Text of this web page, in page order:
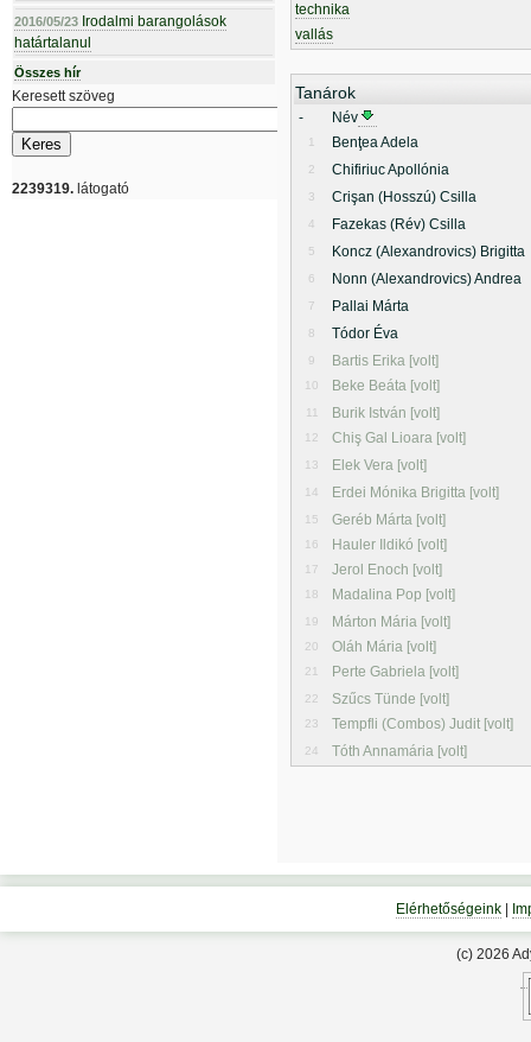
2016/05/23 Irodalmi barangolások
határtalanul
Összes hír
Keresett szöveg
2239319. látogató
technika
vallás
Tanárok
- Név
1 Benţea Adela
2 Chifiriuc Apollónia
3 Crişan (Hosszú) Csilla
4 Fazekas (Rév) Csilla
5 Koncz (Alexandrovics) Brigitta
6 Nonn (Alexandrovics) Andrea
7 Pallai Márta
8 Tódor Éva
9 Bartis Erika [volt]
10 Beke Beáta [volt]
11 Burik István [volt]
12 Chiş Gal Lioara [volt]
13 Elek Vera [volt]
14 Erdei Mónika Brigitta [volt]
15 Geréb Márta [volt]
16 Hauler Ildikó [volt]
17 Jerol Enoch [volt]
18 Madalina Pop [volt]
19 Márton Mária [volt]
20 Oláh Mária [volt]
21 Perte Gabriela [volt]
22 Szűcs Tünde [volt]
23 Tempfli (Combos) Judit [volt]
24 Tóth Annamária [volt]
Elérhetőségeink|
(c) 2026